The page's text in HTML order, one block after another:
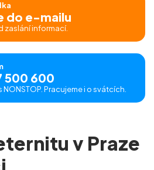
do e-mailu
zaslání informací.
500 600
NONSTOP. Pracujeme i o svátcích.
v Praze